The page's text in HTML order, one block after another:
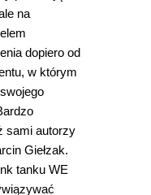
na
dopiero od
w którym
sami autorzy
Giełzak.
tanku WE